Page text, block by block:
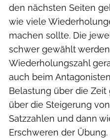
den nächsten Seiten
wie viele
machen sollte. Die
schwer gewählt
Wiederholungszahl
auch beim
Belastung über die
über die Steigerung
Satzzahlen und dann
Erschweren der Übung.